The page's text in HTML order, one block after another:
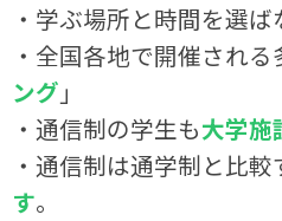
・学ぶ場所と時間を選ば
・全国各地で開催され
ング 」
・通信制の学生も大学施
・通信制は通学制と比
す。